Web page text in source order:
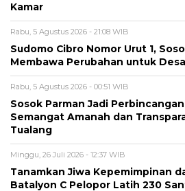
Kamar
Rabu, 5 Agustus 2026 - 21:08 WIB
Sudomo Cibro Nomor Urut 1,
Membawa Perubahan untuk
Rabu, 5 Agustus 2026 - 00:51 WIB
Sosok Parman Jadi
Semangat Amanah dan
Tualang
Minggu, 26 Juli 2026 - 12:37 WIB
Tanamkan Jiwa Kepemimpinan
Batalyon C Pelopor Latih 230